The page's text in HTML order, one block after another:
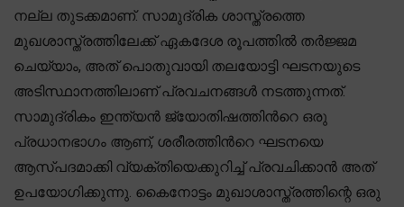
നല്ല തുടക്കമാണ്. സാമുദ്രിക ശാസ്ത്രത്തെ
മുഖശാസ്ത്രത്തിലേക്ക് ഏകദേശ രൂപത്തിൽ തർജ്ജമ
ചെയ്യാം, അത് പൊതുവായി തലയോട്ടി ഘടനയുടെ
അടിസ്ഥാനത്തിലാണ് പ്രവചനങ്ങൾ നടത്തുന്നത്.
സാമുദ്രികം ഇന്ത്യൻ ജ്യോതിഷത്തിൻറെ ഒരു
പ്രധാനഭാഗം ആണ്, ശരീരത്തിൻറെ ഘടനയെ
ആസ്പദമാക്കി വ്യക്തിയെക്കുറിച്ച് പ്രവചിക്കാൻ അത്
ഉപയോഗിക്കുന്നു. കൈനോട്ടം മുഖാശാസ്ത്രത്തിന്റെ ഒരു